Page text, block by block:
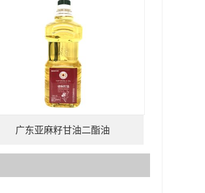
广东亚麻籽甘油二酯油